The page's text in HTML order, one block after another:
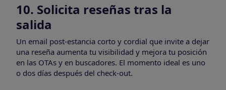
10. Solicita reseñas tras la
salida
Un email post-estancia corto y cordial que invite a dejar
una reseña aumenta tu visibilidad y mejora tu posición
en las OTAs y en buscadores. El momento ideal es uno
o dos días después del check-out.